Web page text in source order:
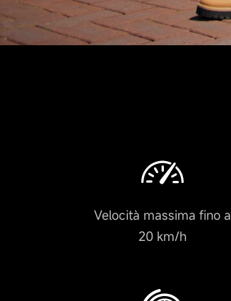
Velocità massima fino a
20 km/h